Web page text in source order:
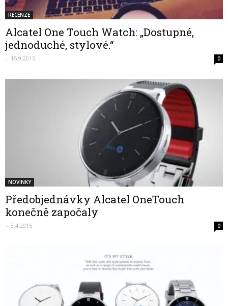
RECENZE
Alcatel One Touch Watch: „Dostupné,
jednoduché, stylové.“
- 15.9.2015 0
NOVINKY
Předobjednávky Alcatel OneTouch
konečně započaly
- 3.4.2015 0